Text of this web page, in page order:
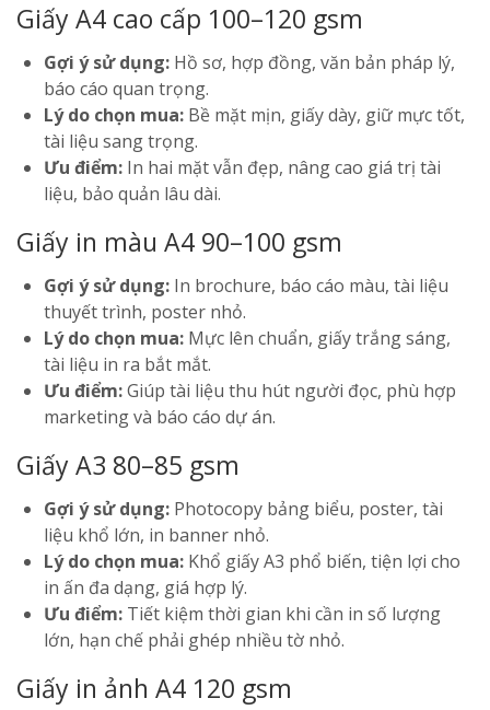
Giấy A4 cao cấp 100–120 gsm
Gợi ý sử dụng: Hồ sơ, hợp đồng, văn bản pháp lý,
báo cáo quan trọng.
Lý do chọn mua: Bề mặt mịn, giấy dày, giữ mực tốt,
tài liệu sang trọng.
Ưu điểm: In hai mặt vẫn đẹp, nâng cao giá trị tài
liệu, bảo quản lâu dài.
Giấy in màu A4 90–100 gsm
Gợi ý sử dụng: In brochure, báo cáo màu, tài liệu
thuyết trình, poster nhỏ.
Lý do chọn mua: Mực lên chuẩn, giấy trắng sáng,
tài liệu in ra bắt mắt.
Ưu điểm:Giúp tài liệu thu hút người đọc, phù hợp
marketing và báo cáo dự án.
Giấy A3 80–85 gsm
Gợi ý sử dụng: Photocopy bảng biểu, poster, tài
liệu khổ lớn, in banner nhỏ.
Lý do chọn mua: Khổ giấy A3 phổ biến, tiện lợi cho
in ấn đa dạng, giá hợp lý.
Ưu điểm: Tiết kiệm thời gian khi cần in số lượng
lớn, hạn chế phải ghép nhiều tờ nhỏ.
Giấy in ảnh A4 120 gsm